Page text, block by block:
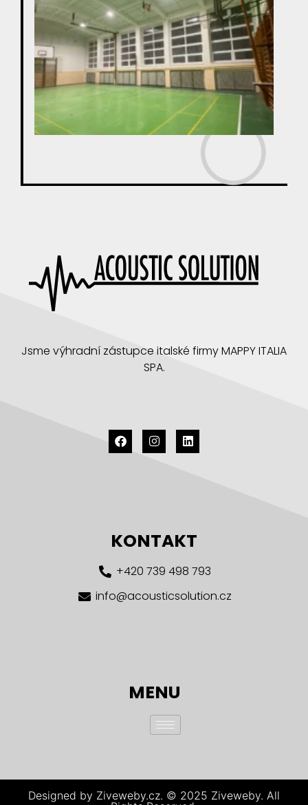
Jsme výhradní zástupce italské firmy MAPPY ITALIA
SPA.
KONTAKT
+420 739 498 793
info@acousticsolution.cz
MENU
Designed by Ziveweby.cz. © 2025 Ziveweby. All